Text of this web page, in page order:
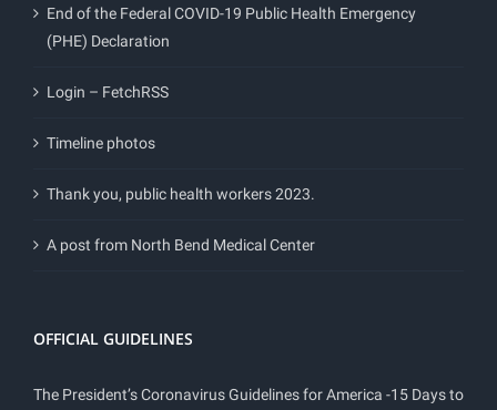
End of the Federal COVID-19 Public Health Emergency
(PHE) Declaration
Login – FetchRSS
Timeline photos
Thank you, public health workers 2023.
A post from North Bend Medical Center
OFFICIAL GUIDELINES
The President’s Coronavirus Guidelines for America -15 Days to